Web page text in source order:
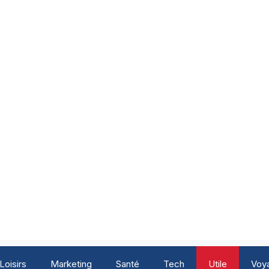
Loisirs Marketing Santé Tech Utile